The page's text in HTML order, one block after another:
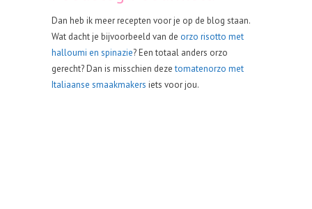
Dan heb ik meer recepten voor je op de blog staan.
Wat dacht je bijvoorbeeld van de orzo risotto met
halloumi en spinazie? Een totaal anders orzo
gerecht? Dan is misschien dezetomatenorzo met
Italiaanse smaakmakers iets voor jou.